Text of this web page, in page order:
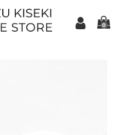
0